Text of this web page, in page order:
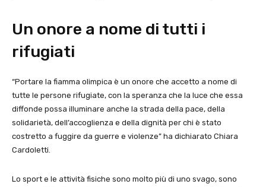
Un onore a nome di tutti i
rifugiati
“Portare la fiamma olimpica è un onore che accetto a nome di
tutte le persone rifugiate, con la speranza che la luce che essa
diffonde possa illuminare anche la strada della pace, della
solidarietà, dell’accoglienza e della dignità per chi è stato
costretto a fuggire da guerre e violenze” ha dichiarato Chiara
Cardoletti.
Lo sport e le attività fisiche sono molto più di uno svago, sono